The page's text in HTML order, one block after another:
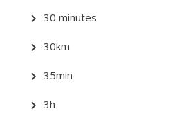
30 minutes
30km
35min
3h